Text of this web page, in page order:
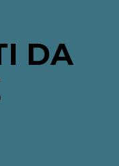
DA